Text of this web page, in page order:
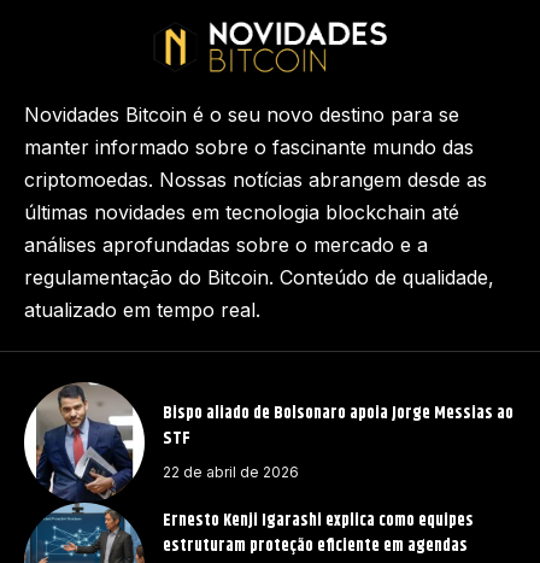
Bispo aliado de Bolsonaro apoia Jorge Messias ao
STF
22 de abril de 2026
Ernesto Kenji Igarashi explica como equipes
estruturam proteção eficiente em agendas
Novidades Bitcoin é o seu novo destino para se
manter informado sobre o fascinante mundo das
criptomoedas. Nossas notícias abrangem desde as
últimas novidades em tecnologia blockchain até
análises aprofundadas sobre o mercado e a
regulamentação do Bitcoin. Conteúdo de qualidade,
atualizado em tempo real.